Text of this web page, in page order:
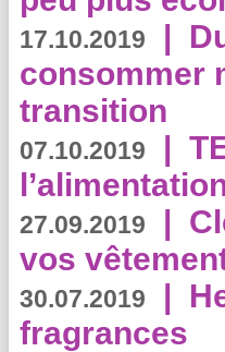
17.10.2019 |
consommer
transition
07.10.2019 |
27.09.2019 |
vos
30.07.2019 |
fragrances